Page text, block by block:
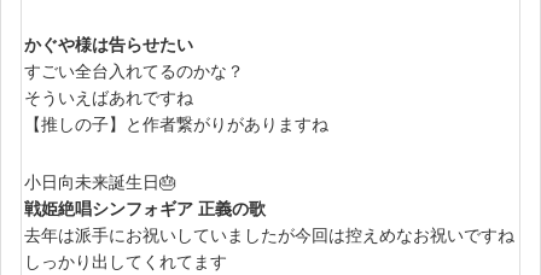
かぐや様は告らせたい
すごい全台入れてるのかな？
そういえばあれですね
【推しの子】と作者繋がりがありますね
小日向未来誕生日🎂
戦姫絶唱シンフォギア 正義の歌
去年は派手にお祝いしていましたが今回は控えめなお祝いですね
しっかり出してくれてます